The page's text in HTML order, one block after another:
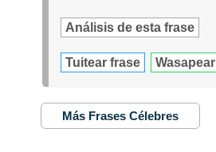
Análisis de esta frase
Tuitear frase Wasapear
Más Frases Célebres